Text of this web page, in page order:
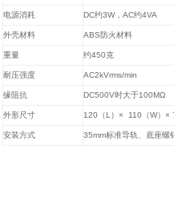
电源消耗 DC约3W，AC约4VA
外壳材料 ABS防火材料
重量 约450克
耐压强度 AC2kVrms/min
缘阻抗 DC500V时大于100MΩ
外形尺寸 120 （L ） × 110 （W） ×
安装方式 35mm标准导轨、底座螺